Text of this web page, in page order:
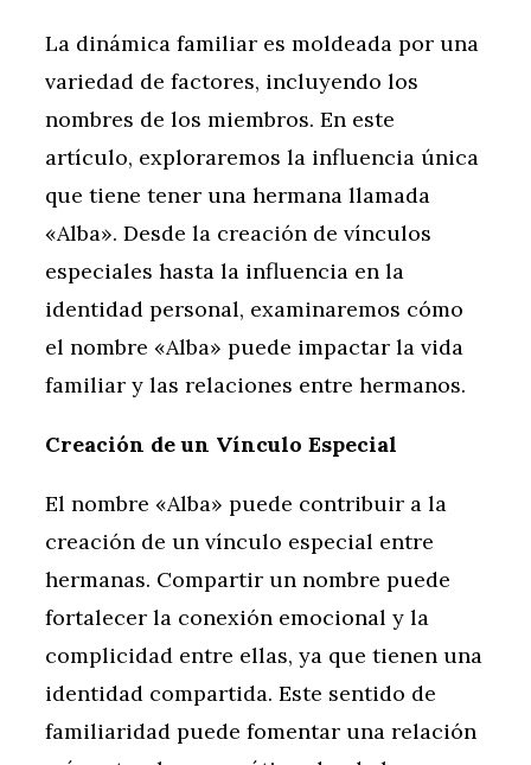
La dinámica familiar es moldeada por una
variedad de factores, incluyendo los
nombres de los miembros. En este
artículo, exploraremos la influencia única
que tiene tener una hermana llamada
«Alba». Desde la creación de vínculos
especiales hasta la influencia en la
identidad personal, examinaremos cómo
el nombre «Alba» puede impactar la vida
familiar y las relaciones entre hermanos.
Creación de un Vínculo Especial
El nombre «Alba» puede contribuir a la
creación de un vínculo especial entre
hermanas. Compartir un nombre puede
fortalecer la conexión emocional y la
complicidad entre ellas, ya que tienen una
identidad compartida. Este sentido de
familiaridad puede fomentar una relación